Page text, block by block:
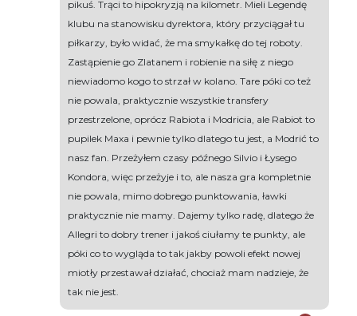
pikuś. Trąci to hipokryzją na kilometr. Mieli Legendę
klubu na stanowisku dyrektora, który przyciągał tu
piłkarzy, było widać, że ma smykałkę do tej roboty.
Zastąpienie go Zlatanem i robienie na siłę z niego
niewiadomo kogo to strzał w kolano. Tare póki co też
nie powala, praktycznie wszystkie transfery
przestrzelone, oprócz Rabiota i Modricia, ale Rabiot to
pupilek Maxa i pewnie tylko dlatego tu jest, a Modrić to
nasz fan. Przeżyłem czasy późnego Silvio i Łysego
Kondora, więc przeżyje i to, ale nasza gra kompletnie
nie powala, mimo dobrego punktowania, ławki
praktycznie nie mamy. Dajemy tylko radę, dlatego że
Allegri to dobry trener i jakoś ciułamy te punkty, ale
póki co to wygląda to tak jakby powoli efekt nowej
miotły przestawał działać, chociaż mam nadzieje, że
tak nie jest.